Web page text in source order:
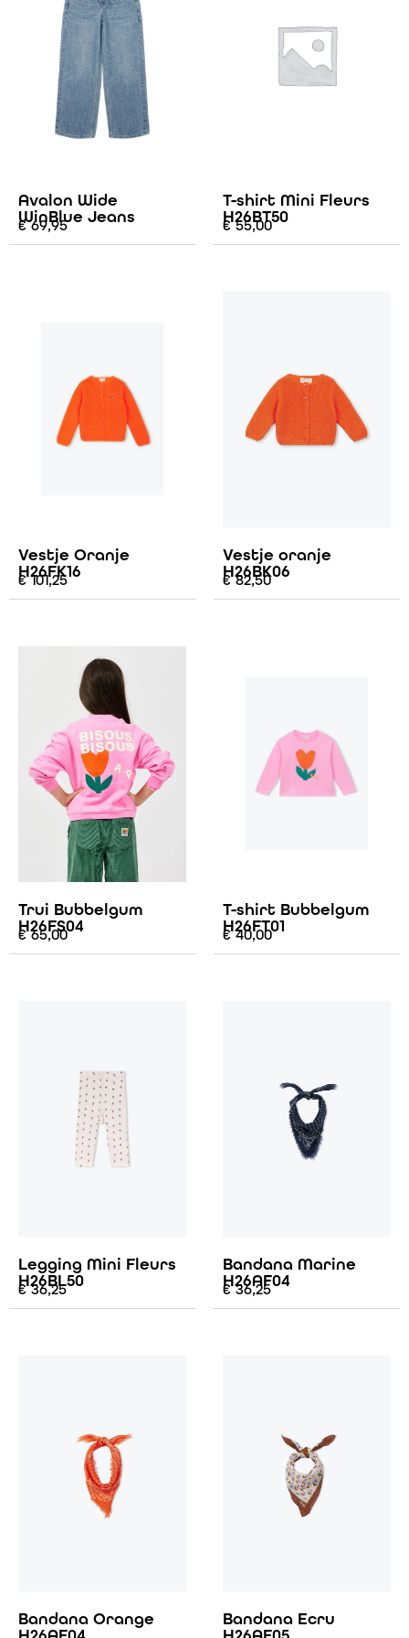
Avalon Wide
WinBlue Jeans
€69,95
T-shirt Mini Fleurs
H26BT50
€55,00
Vestje Oranje
H26FK16
€101,25
Vestje oranje
H26BK06
€82,50
Trui Bubbelgum
H26FS04
€65,00
T-shirt Bubbelgum
H26FT01
€40,00
Legging Mini Fleurs
H26BL50
€36,25
Bandana Marine
H26AF04
€36,25
Bandana Orange
Bandana Ecru